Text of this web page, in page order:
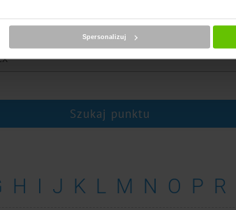
Spersonalizuj
Szukaj punktu
H I J K L M N O P R